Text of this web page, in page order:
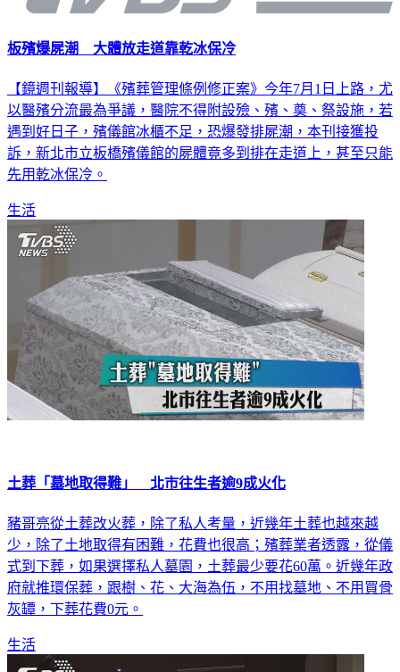
板殯爆屍潮 大體放走道靠乾冰保冷
【鏡週刊報導】《殯葬管理條例修正案》今年7月1日上路，尤
以醫殯分流最為爭議，醫院不得附設殮、殯、奠、祭設施，若
遇到好日子，殯儀館冰櫃不足，恐爆發排屍潮，本刊接獲投
訴，新北市立板橋殯儀館的屍體竟多到排在走道上，甚至只能
先用乾冰保冷。
生活
土葬「墓地取得難」 北市往生者逾9成火化
豬哥亮從土葬改火葬，除了私人考量，近幾年土葬也越來越
少，除了土地取得有困難，花費也很高；殯葬業者透露，從儀
式到下葬，如果選擇私人墓園，土葬最少要花60萬。近幾年政
府就推環保葬，跟樹、花、大海為伍，不用找墓地、不用買骨
灰罈，下葬花費0元。
生活